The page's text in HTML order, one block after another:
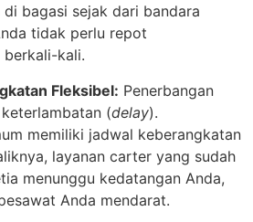
bagasi sejak dari bandara
tidak perlu repot
berkali-kali.
Fleksibel: Penerbangan
(delay).
memiliki jadwal keberangkatan
layanan carter yang sudah
menunggu kedatangan Anda,
Anda mendarat.